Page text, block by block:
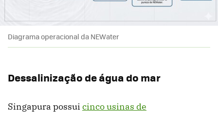
Diagrama operacional da NEWater
Dessalinização de água do mar
Singapura possui cinco usinas de